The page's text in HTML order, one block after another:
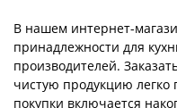
В нашем интернет-
принадлежности для
производителей.
чистую продукцию
покупки включается